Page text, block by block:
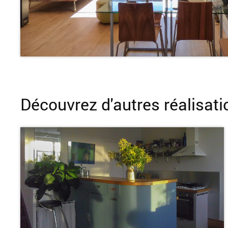
Découvrez d'autres